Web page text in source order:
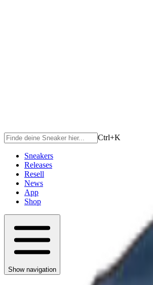
Ctrl+K
Sneakers
Releases
Resell
News
App
Shop
Show navigation